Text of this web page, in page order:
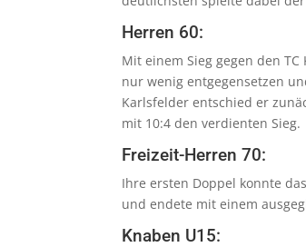
Herren 60:
Mit einem Sieg gegen den
nur wenig entgegensetzen
Karlsfelder entschied er
mit 10:4 den verdienten Sieg.
Freizeit-Herren 70:
Ihre ersten Doppel konnte
und endete mit einem
Knaben U15: